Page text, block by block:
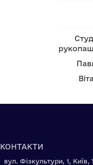
Павло
КОНТАКТИ
вул. Фізкультури, 1, Київ,